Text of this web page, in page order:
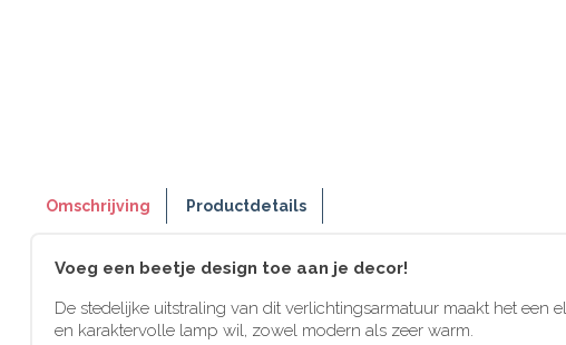
Omschrijving Productdetails
Voeg een beetje design toe aan je decor!
De stedelijke uitstraling van dit verlichtingsarmatuur maakt het
en karaktervolle lamp wil, zowel modern als zeer warm.